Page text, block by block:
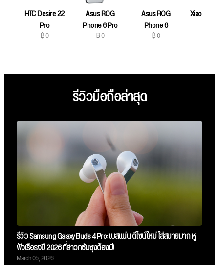
HTC Desire 22
Pro
฿ 0
Asus ROG
Phone 6 Pro
฿ 0
Asus ROG
Phone 6
฿ 0
Xiaomi
รีวิวมือถือล่าสุด
รีวิว Samsung Galaxy Buds 4 Pro: เบสแน่น ดีไซน์ใหม่ ใส่สบายมาก หู
ฟังเรือธงปี 2026 ที่สาวกซัมซุงต้องมี!
March 05, 2026